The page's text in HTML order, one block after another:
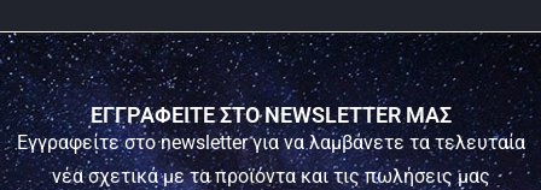
ΕΓΓΡΑΦΕΙΤΕ ΣΤΟ NEWSLETTER ΜΑΣ
Εγγραφείτε στο newsletter για να λαμβάνετε τα τελευταία
νέα σχετικά με τα προϊόντα και τις πωλήσεις μας